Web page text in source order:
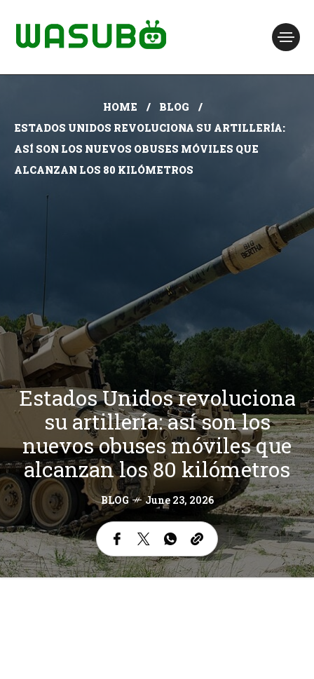
HOME
BLOG
ESTADOS UNIDOS REVOLUCIONA SU ARTILLERÍA:
ASÍ SON LOS NUEVOS OBUSES MÓVILES QUE
ALCANZAN LOS 80 KILÓMETROS
Estados Unidos revoluciona
su artillería: así son los
nuevos obuses móviles que
alcanzan los 80 kilómetros
BLOG June 23, 2026